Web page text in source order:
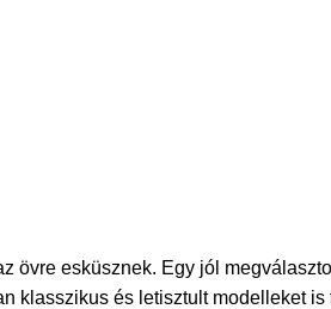
övre esküsznek. Egy jól
klasszikus és letisztult modelleket